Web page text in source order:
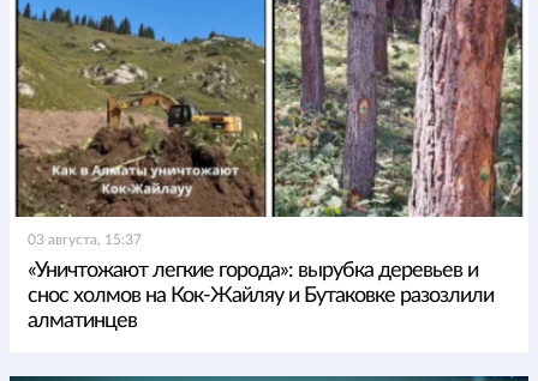
03 августа, 15:37
«Уничтожают легкие города»: вырубка деревьев и
снос холмов на Кок-Жайляу и Бутаковке разозлили
алматинцев